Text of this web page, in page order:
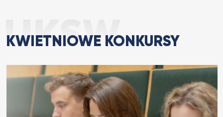
KWIETNIOWE KONKURSY